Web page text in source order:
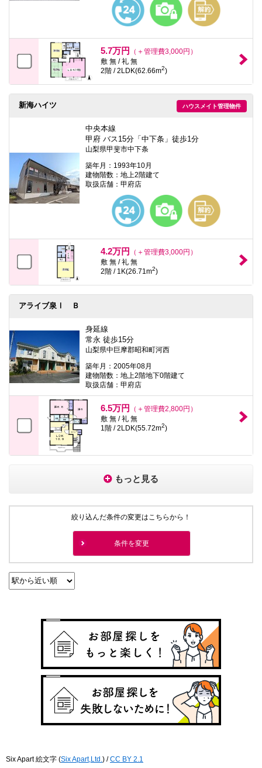
5.7万円
（＋管理費3,000円）
敷 無 / 礼 無
2階 / 2LDK(62.66m2)
ハウスメイト管理物件
新海ハイツ
中央本線
甲府 バス15分「中下条」徒歩1分
山梨県甲斐市中下条
築年月：1993年10月
建物階数：地上2階建て
取扱店舗：甲府店
4.2万円
（＋管理費3,000円）
敷 無 / 礼 無
2階 / 1K(26.71m2)
アライブ泉Ⅰ Ｂ
身延線
常永 徒歩15分
山梨県中巨摩郡昭和町河西
築年月：2005年08月
建物階数：地上2階地下0階建て
取扱店舗：甲府店
6.5万円
（＋管理費2,800円）
敷 無 / 礼 無
1階 / 2LDK(55.72m2)
もっと見る
絞り込んだ条件の変更はこちらから！
条件を変更
Six Apart 絵文字 (Six Apart,Ltd. ) /CC BY 2.1